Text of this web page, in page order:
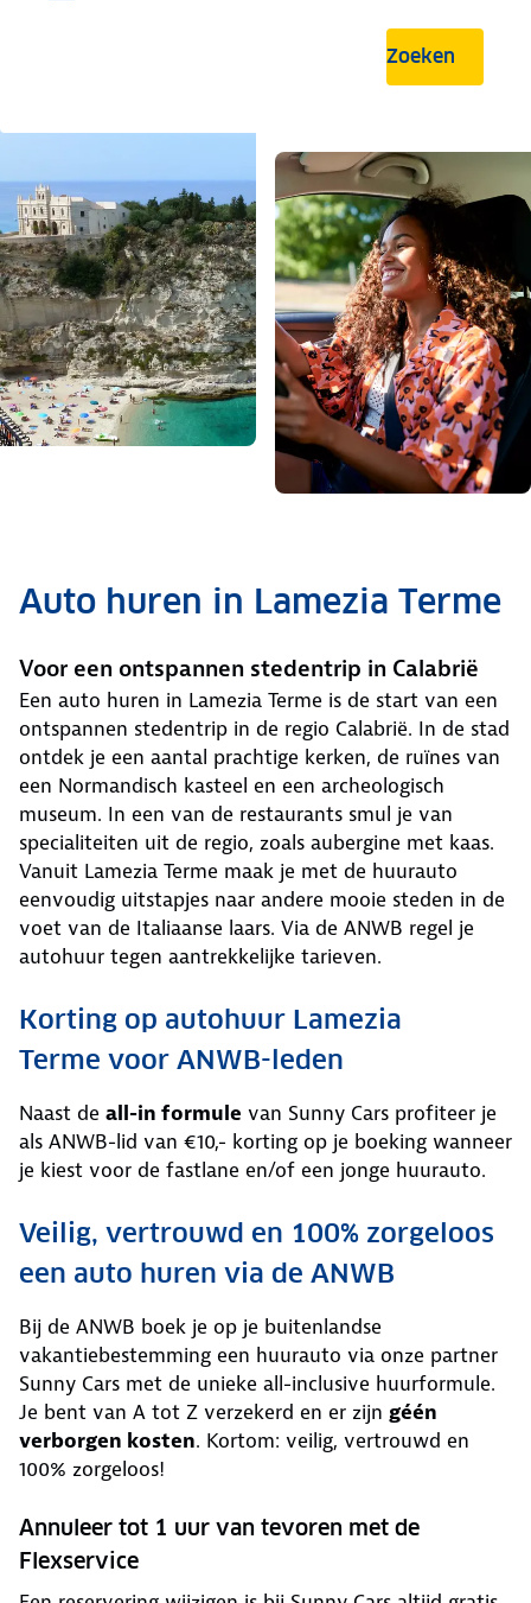
Zoeken
Auto huren in Lamezia Terme
Voor een ontspannen stedentrip in Calabrië
Een auto huren in Lamezia Terme is de start van een
ontspannen stedentrip in de regio Calabrië. In de stad
ontdek je een aantal prachtige kerken, de ruïnes van
een Normandisch kasteel en een archeologisch
museum. In een van de restaurants smul je van
specialiteiten uit de regio, zoals aubergine met kaas.
Vanuit Lamezia Terme maak je met de huurauto
eenvoudig uitstapjes naar andere mooie steden in de
voet van de Italiaanse laars. Via de ANWB regel je
autohuur tegen aantrekkelijke tarieven.
Korting op autohuur Lamezia
Terme voor ANWB-leden
Naast de all-in formule van Sunny Cars profiteer je
als ANWB-lid van €10,- korting op je boeking wanneer
je kiest voor de fastlane en/of een jonge huurauto.
Veilig, vertrouwd en 100% zorgeloos
een auto huren via de ANWB
Bij de ANWB boek je op je buitenlandse
vakantiebestemming een huurauto via onze partner
Sunny Cars met de unieke all-inclusive huurformule.
Je bent van A tot Z verzekerd en er zijn géén
verborgen kosten. Kortom: veilig, vertrouwd en
100% zorgeloos!
Annuleer tot 1 uur van tevoren met de
Flexservice